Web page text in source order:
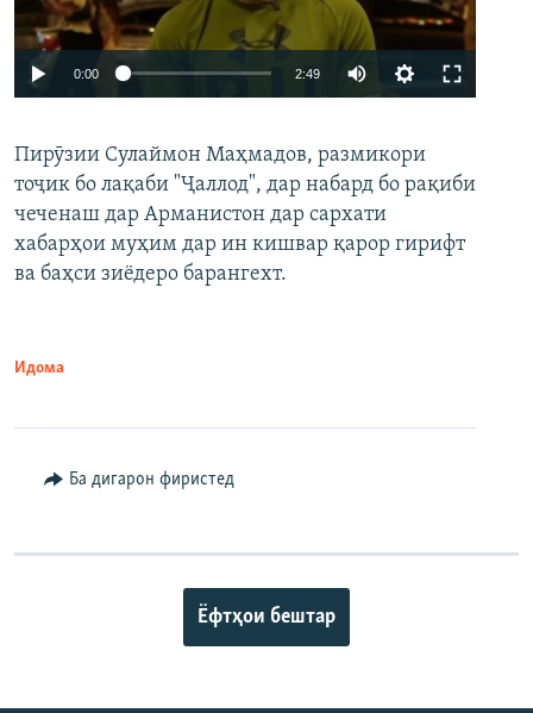
Auto 240p 360p 480p
720p 1080p
0:00 2:49
360p
480p
Пирӯзии Сулаймон Маҳмадов, размикори
тоҷик бо лақаби "Ҷаллод", дар набард бо рақиби
чеченаш дар Арманистон дар сархати
хабарҳои муҳим дар ин кишвар қарор гирифт
ва баҳси зиёдеро барангехт.
Идома
Ба дигарон фиристед
Ёфтҳои бештар